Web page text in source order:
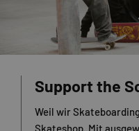
Support the
Weil wir
Skateshop. Mit